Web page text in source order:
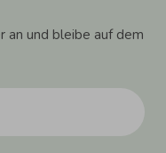
an und bleibe auf dem